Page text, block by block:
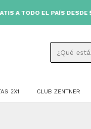
A TODO EL PAÍS DESDE
2X1 CLUB ZENTNER